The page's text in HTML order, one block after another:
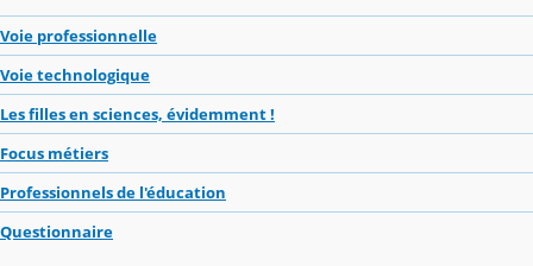
Voie professionnelle
Voie technologique
Les filles en sciences, évidemment !
Focus métiers
Professionnels de l'éducation
Questionnaire